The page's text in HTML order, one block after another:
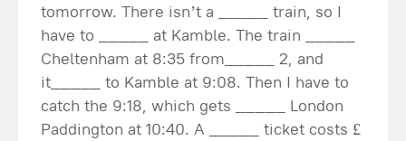
tomorrow. There isn’t a _____ train, so I
have to _____ at Kamble. The train _____
Cheltenham at 8:35 from_____ 2, and
it_____ to Kamble at 9:08. Then I have to
catch the 9:18, which gets _____ London
Paddington at 10:40. A _____ ticket costs £